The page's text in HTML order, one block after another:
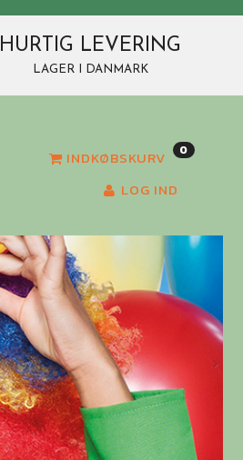
HURTIG LEVERING
LAGER I DANMARK
INDKØBSKURV 0
LOG IND